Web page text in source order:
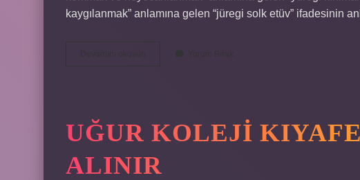
kaygılanmak” anlamına gelen “jüregi solk etüv” ifadesinin
UĞUR KOLEJI
ALINIR